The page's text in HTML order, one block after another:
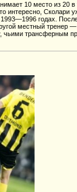
10 место из 20 в
интересно, Сколари
годах.
местный тренер —
чьими трансферным